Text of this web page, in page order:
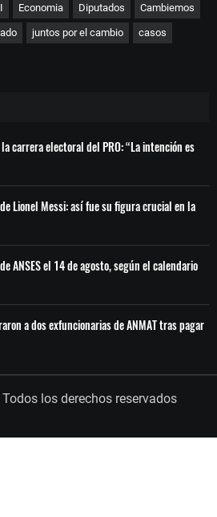
Economia Diputados Cambiemos
juntos por el cambio casos
carrera electoral del PRO: “La intención es
Lionel Messi: así fue su figura crucial en la
ANSES el 14 de agosto, según el calendario
a dos exfuncionarias de ANMAT tras pagar
los derechos reservados